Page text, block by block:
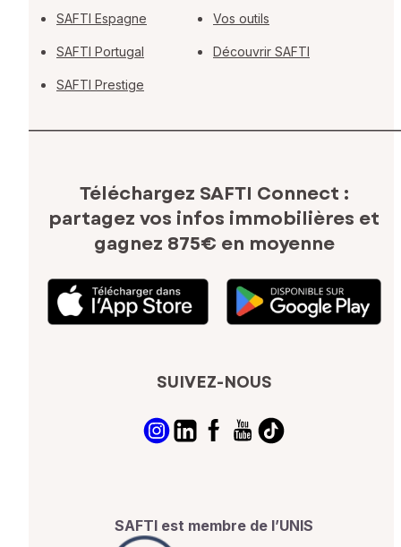
SAFTI Espagne
SAFTI Portugal
SAFTI Prestige
Vos outils
Découvrir SAFTI
Téléchargez SAFTI Connect :
partagez vos infos immobilières et
gagnez 875€ en moyenne
SUIVEZ-NOUS
SAFTI est membre de l’UNIS